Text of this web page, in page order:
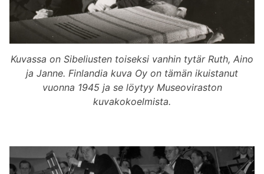
Kuvassa on Sibeliusten toiseksi vanhin tytär Ruth, Aino
ja Janne. Finlandia kuva Oy on tämän ikuistanut
vuonna 1945 ja se löytyy Museoviraston
kuvakokoelmista.